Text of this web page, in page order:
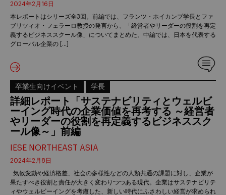
2024年2月16日
本レポートはシリーズ全3回。前編では、フランツ・ホイカンプ学長とファ
ブリツィオ・フェラーロ教授の発言から、「経営者やリーダーの役割を再定
義するビジネススクール像」についてまとめた。中編では、日本を代表する
グローバル企業の […]
卒業生向けイベント 学長
詳細レポート「サステナビリティとウェルビ
ーイング時代の企業価値を再考する ～経営者
やリーダーの役割を再定義するビジネススク
ール像～」前編
IESE NORTHEAST ASIA
2024年2月8日
気候変動や経済格差、社会の多様性などの人類共通の課題に対し、企業が
果たすべき役割と責任が大きく変わりつつある現代。企業はサステナビリテ
ィやウェルビーイングを考慮した、新しい時代にふさわしい経営が求められ